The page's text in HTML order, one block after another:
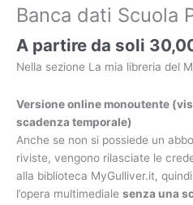
Banca dati Scuola
A partire da soli
Nella sezione La mia libreria del
Versione online monoutente
scadenza temporale)
Anche se non si possiede un
riviste, vengono rilasciate le
alla biblioteca MyGulliver.it,
l’opera multimediale senza una